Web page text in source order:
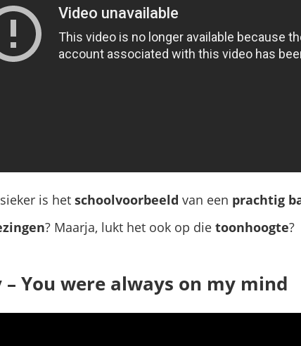
is het schoolvoorbeeld van een prachtig
? Maarja, lukt het ook op die toonhoogte?
– You were always on my mind